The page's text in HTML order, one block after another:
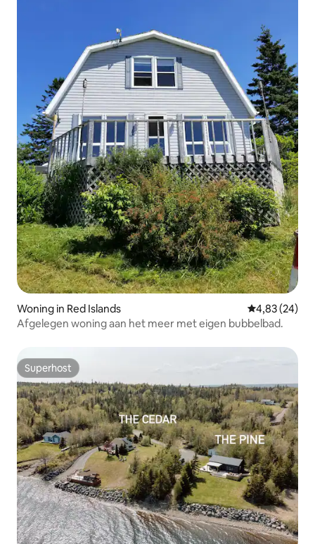
Woning in Red Islands Gemiddelde
4,83 (24)
Afgelegen woning aan het meer met eigen bubbelbad.
Superhost
Superhost